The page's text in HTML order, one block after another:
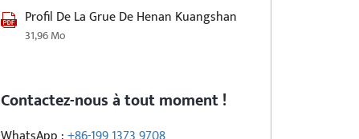
Profil De La Grue De Henan Kuangshan
31,96 Mo
Contactez-nous à tout moment !